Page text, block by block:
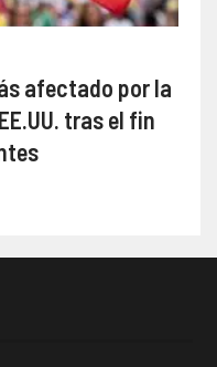
afectado por la
tras el fin